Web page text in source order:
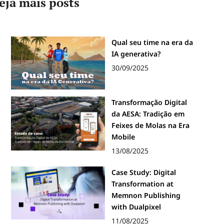
Qual seu time na era da
IA generativa?
30/09/2025
Transformação Digital
da AESA: Tradição em
Feixes de Molas na Era
Mobile
13/08/2025
Case Study: Digital
Transformation at
Memnon Publishing
with Dualpixel
11/08/2025